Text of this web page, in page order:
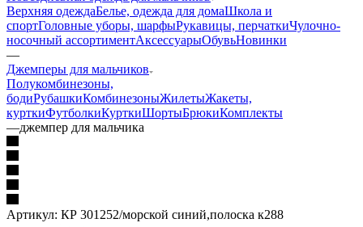
Верхняя одеждаБелье, одежда для домаШкола и
спортГоловные уборы, шарфыРукавицы, перчаткиЧулочно-
носочный ассортиментАксессуарыОбувьНовинки
—
Джемперы для мальчиков
Полукомбинезоны,
бодиРубашкиКомбинезоныЖилетыЖакеты,
курткиФутболкиКурткиШортыБрюкиКомплекты
—джемпер для мальчика
Артикул: КР 301252/морской синий,полоска к288